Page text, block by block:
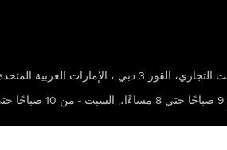
, السبت - من 10 صباحًا حتى 8 مساءًا،